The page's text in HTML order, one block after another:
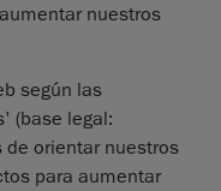
nuestros
según las
(base legal:
orientar nuestros
para aumentar